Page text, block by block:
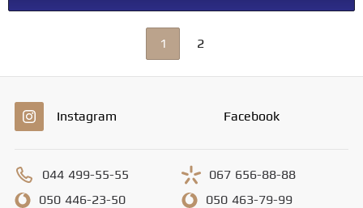
1 2
Instagram Facebook
044 499-55-55
050 446-23-50
067 656-88-88
050 463-79-99